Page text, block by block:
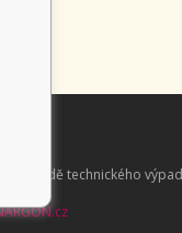
případě technického